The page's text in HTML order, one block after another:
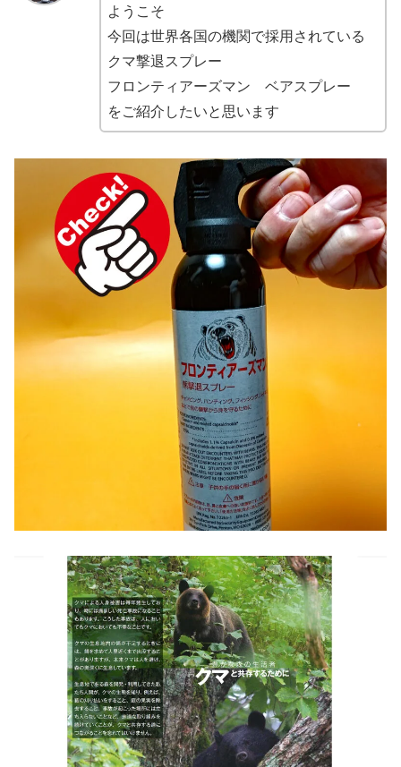
ようこそ
今回は世界各国の機関で採用されている
クマ撃退スプレー
フロンティアーズマン ベアスプレー
をご紹介したいと思います